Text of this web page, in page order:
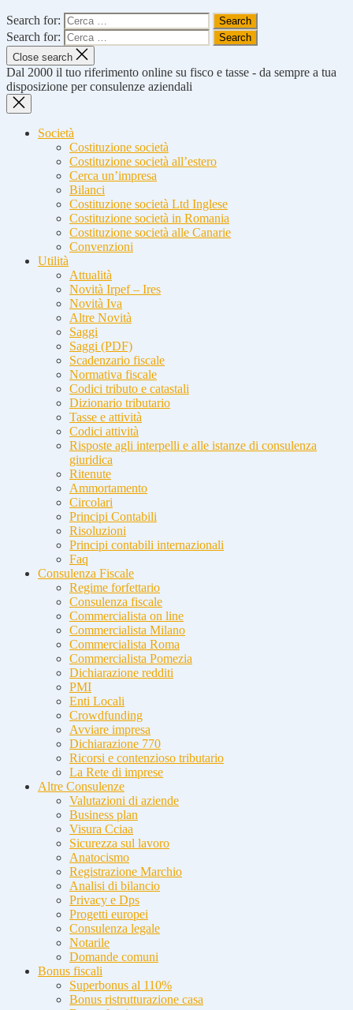
Search for:
Search for:
Close search
Dal 2000 il tuo riferimento online su fisco e tasse - da sempre a tua
disposizione per consulenze aziendali
Società
Costituzione società
Costituzione società all’estero
Cerca un’impresa
Bilanci
Costituzione società Ltd Inglese
Costituzione società in Romania
Costituzione società alle Canarie
Convenzioni
Utilità
Attualità
Novità Irpef – Ires
Novità Iva
Altre Novità
Saggi
Saggi (PDF)
Scadenzario fiscale
Normativa fiscale
Codici tributo e catastali
Dizionario tributario
Tasse e attività
Codici attività
Risposte agli interpelli e alle istanze di consulenza
giuridica
Ritenute
Ammortamento
Circolari
Principi Contabili
Risoluzioni
Principi contabili internazionali
Faq
Consulenza Fiscale
Regime forfettario
Consulenza fiscale
Commercialista on line
Commercialista Milano
Commercialista Roma
Commercialista Pomezia
Dichiarazione redditi
PMI
Enti Locali
Crowdfunding
Avviare impresa
Dichiarazione 770
Ricorsi e contenzioso tributario
La Rete di imprese
Altre Consulenze
Valutazioni di aziende
Business plan
Visura Cciaa
Sicurezza sul lavoro
Anatocismo
Registrazione Marchio
Analisi di bilancio
Privacy e Dps
Progetti europei
Consulenza legale
Notarile
Domande comuni
Bonus fiscali
Superbonus al 110%
Bonus ristrutturazione casa